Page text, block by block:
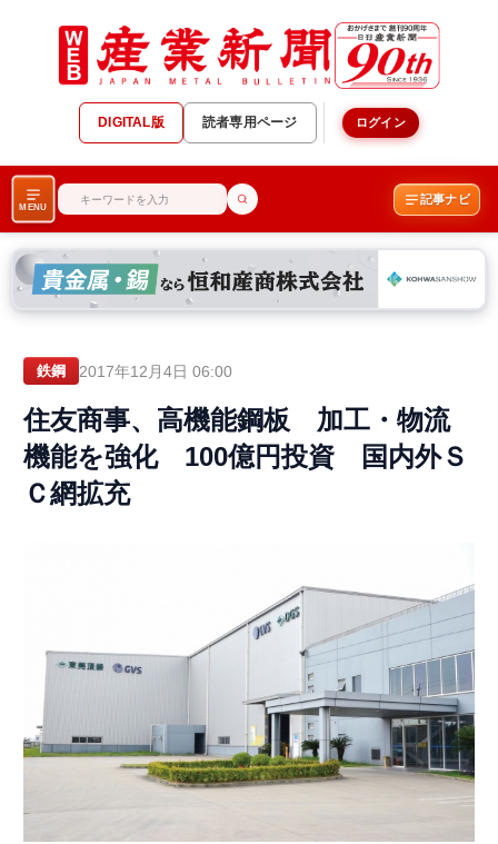
DIGITAL版 読者専用ページ ログイン
MENU
記事ナビ
鉄鋼 2017年12月4日 06:00
住友商事、高機能鋼板 加工・物流
機能を強化 100億円投資 国内外Ｓ
Ｃ網拡充